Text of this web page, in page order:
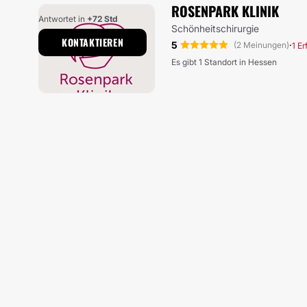
ROSENPARK KLINIK
Schönheitschirurgie
5
(2 Meinungen)·1
Es gibt 1 Standort in Hessen
Antwortet in +72 Std
KONTAKTIEREN